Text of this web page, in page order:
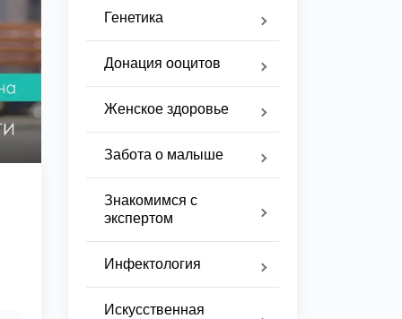
Генетика
Донация ооцитов
Женское здоровье
Забота о малыше
Знакомимся с
экспертом
Инфектология
Искусственная